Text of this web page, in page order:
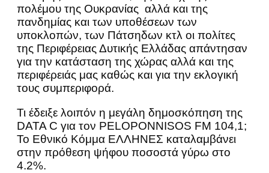
πολέμου της Ουκρανίας αλλά και της
πανδημίας και των υποθέσεων των
υποκλοπών, των Πάτσηδων κτλ οι πολίτες
της Περιφέρειας Δυτικής Ελλάδας απάντησαν
για την κατάσταση της χώρας αλλά και της
περιφέρειάς μας καθώς και για την εκλογική
τους συμπεριφορά.
Τι έδειξε λοιπόν η μεγάλη δημοσκόπηση της
DATA C για τον PELOPONNISOS FM 104,1;
Το Εθνικό Κόμμα ΕΛΛΗΝΕΣ καταλαμβάνει
στην πρόθεση ψήφου ποσοστά γύρω στο
4.2%.